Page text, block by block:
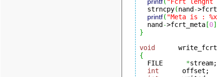
strncpy(nand -
printf( "Meta is : %x
nand ->fcrt_meta[0]
}
void
write_fcrt
{
FILE *stream;
int offset;